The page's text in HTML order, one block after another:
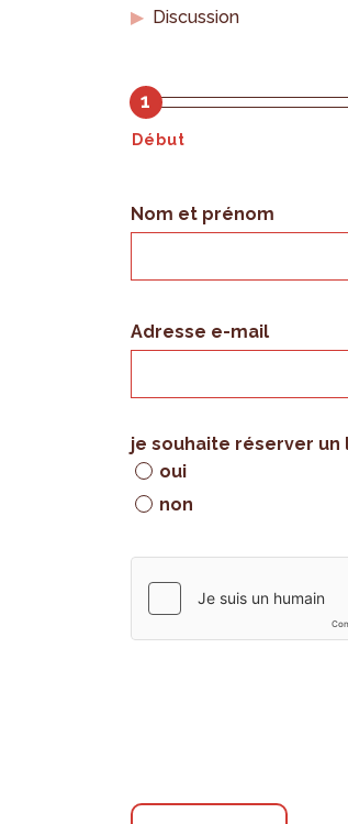
Discussion
1
Début
Nom et prénom
Adresse e-mail
je souhaite réserver
oui
non